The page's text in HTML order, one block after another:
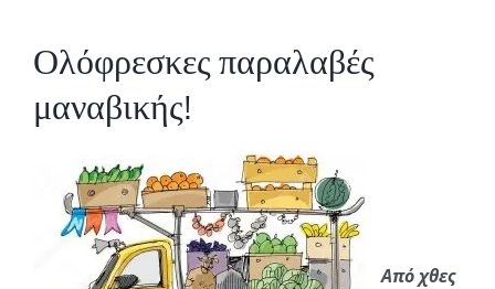
Ολόφρεσκες παραλαβές
μαναβικής!
Από χθες